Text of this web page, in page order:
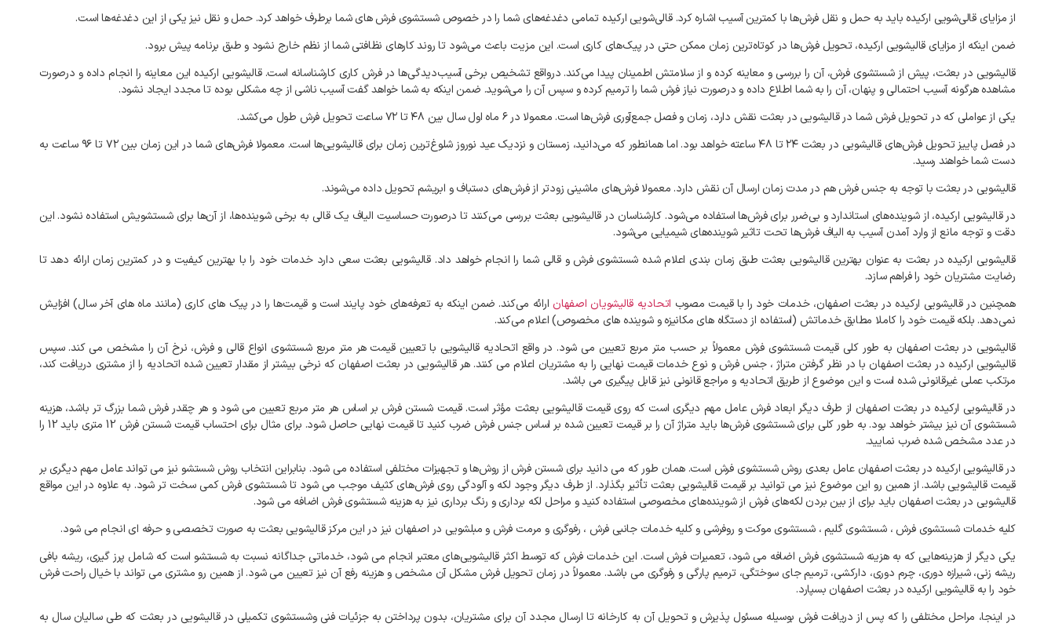
از مزایای قالی‌شویی ارکیده باید به حمل و نقل فرش‌هاباکمترین آسیب اشاره کرد.قالی‌شویی ارکیده تمامی دغدغه‌های شما را در خصوص شستشوی فرش‌ های شما برطرف خواهدکرد.حمل و نقل نیز یکی از این دغدغه‌ها است.
ضمن اینکه از مزایای قالیشویی ارکیده، تحویل فرش‌ها در کوتاه‌ترین زمان ممکن حتی در پیک‌های کاری است. این مزیت باعث می‌شود تا روندکارهای نظافتی شما از نظمخارج نشود و طبق برنامه پیش برود.
قالیشویی در بعثت، پیش از شستشوی فرش، آن را بررسی و معاینه کرده و از سلامتش اطمینان پیدا می‌کند. درواقع تشخیص برخی آسیب‌دیدگی‌ها در فرش کاری کارشناسانه است.قالیشویی ارکیده این معاینه را انجام داده و درصورت
مشاهده هرگونه آسیب احتمالی و پنهان، آن را به شما اطلاع داده و درصورت نیاز فرش شما راترمیمکرده و سپس آن را می‌شوید. ضمن اینکه به شماخواهدگفت آسیب ناشی از چه مشکلی بوده تا مجدد ایجاد نشود.
یکی از عواملی که در تحویل فرش شما در قالیشویی در بعثت نقش دارد، زمان و فصل جمع‌آوری فرش‌ها است. معمولا در ۶ ماه اول سال بین ۴۸تا۷۲ساعت تحویل فرش طول می‌کشد.
در فصل پاییز تحویل فرش‌های قالیشویی در بعثت ۲۴تا ۴۸ ساعته خواهد بود. اماهمانطور که می‌دانید، زمستان و نزدیک عید نوروز شلوغ‌ترین زمان برای قالیشویی‌ها است. معمولا فرش‌های شما در این زمان بین ۷۲تا ۹۶ ساعت به
دست شماخواهند رسید.
قالیشویی در بعثت باتوجه به جنس فرش هم در مدت زمان ارسال آن نقش دارد. معمولا فرش‌های ماشینی زودتر از فرش‌های دستباف و ابریشمتحویل داده می‌شوند.
در قالیشویی ارکیده، از شوینده‌های استاندارد و بی‌ضرر برای فرش‌ها استفاده می‌شود.کارشناسان در قالیشویی بعثت بررسی می‌کنند تا درصورت حساسیت الیاف یک قالی به برخی شوینده‌ها، از آن‌ها برای شستشویش استفاده نشود. این
دقت و توجه مانع از وارد آمدن آسیب به الیاف فرش‌هاتحت تاثیر شوینده‌های شیمیایی می‌شود.
قالیشویی ارکیده در بعثت به عنوان بهترین قالیشویی بعثت طبق زمان بندی اعلام شده شستشوی فرش و قالی شما را انجام خواهد داد. قالیشویی بعثت سعی دارد خدمات خود را با بهترین کیفیت و در کمترین زمان ارائه دهد تا
رضایت مشتریان خود رافراهمسازد.
همچنین در قالیشویی ارکیده در بعثت اصفهان، خدمات خود را با قیمت مصوب اتحادیه قالیشویان اصفهان ارائه می‌کند. ضمن اینکه به تعرفه‌های خود پایند است و قیمت‌ها را در پیک‌ های کاری (مانند ماه‌ های آخر سال) افزایش
نمی‌دهد. بلکه قیمت خود راکاملا مطابق خدماتش (استفاده از دستگاه های مکانیزه و شوینده‌ های مخصوص)اعلام می‌کند.
قالیشویی در بعثت اصفهان به طور کلی قیمت شستشوی فرش معمولاً بر حسب متر مربع تعیین می شود. در واقع اتحادیه قالیشویی با تعیین قیمت هر متر مربع شستشوی انواع قالی و فرش، نرخ آن را مشخص می کند.سپس
قالیشویی ارکیده در بعثت اصفهان با در نظر گرفتن متراژ ، جنس فرش و نوع خدمات قیمت نهایی را به مشتریان اعلام می کنند.هر قالیشویی در بعثت اصفهان که نرخی بیشتر از مقدار تعیین شده اتحادیه را از مشتری دریافت کند،
مرتکب عملی غیرقانونی شده است و این موضوع از طریق اتحادیه و مراجع قانونی نیز قابل پیگیری می باشد.
در قالیشویی ارکیده در بعثت اصفهان از طرف دیگر ابعاد فرش عامل مهم دیگری است که روی قیمت قالیشویی بعثت مؤثر است.قیمت شستن فرش بر اساس هر متر مربع تعیین می شود و هر چقدر فرش شما بزرگ تر باشد، هزینه
شستشوی آن نیز بیشتر خواهد بود. به طور کلی برای شستشوی فرش‌ها باید متراژآن را بر قیمت تعیین شده بر اساس جنس فرش ضرب کنید تا قیمت نهایی حاصل شود. برای مثال برای احتساب قیمت شستن فرش متری باید12
را
در عدد مشخص شده ضرب نمایید.
در قالیشویی ارکیده در بعثت اصفهان عامل بعدی روش شستشوی فرش است.همان طور که می دانید برای شستن فرش از روش‌هاو تجهیزات مختلفی استفاده می شود. بنابراین انتخاب روش شستشو نیز می تواندعامل مهم دیگری بر
قیمت قالیشویی باشد. از همین رو این موضوع نیز می توانید بر قیمت قالیشویی بعثت تأثیر بگذارد. از طرف دیگر وجود لکه و آلودگی روی فرش‌های کثیف موجب می شود تا شستشوی فرش کمی سخت تر شود. به علاوه در این مواقع
قالیشویی در بعثت اصفهان باید برای از بین بردن لکه‌های فرش از شوینده‌های مخصوصی استفاده کنیدو مراحل لکه برداری و رنگ برداری نیز به هزینه شستشوی فرش اضافه می شود.
کلیه خدمات شستشوی فرش ، شستشوی گلیم ، شستشوی موکت و روفرشی و کلیه خدمات جانبی فرش ، رفوگری و مرمت فرش و مبلشویی در اصفهان نیز در این مرکز قالیشویی بعثت به صورت تخصصی و حرفه ای انجام می شود.
یکی دیگر از هزینه‌هایی که به هزینه شستشوی فرش اضافه می شود، تعمیرات فرش است. این خدمات فرش که توسط اکثر قالیشویی‌های معتبر انجام می شود، خدماتی جداگانه نسبت به شستشو است که شامل پرز گیری، ریشه بافی
ریشه زنی، شیرازه دوری، چرم دوری، دارکشی، ترمیمجای سوختگی، ترمیم پارگی و رفوگری می باشد. معمولاً در زمان تحویل فرش مشکل آن مشخص و هزینه رفع آن نیز تعیین می شود. از همین رو مشتری می تواند باخیال راحت فرش
خود را به قالیشویی ارکیده در بعثت اصفهان بسپارد.
در اینجا، مراحل مختلفی را که پس از دریافت فرش بوسیله مسئول پذیرش و تحویل آن به کارخانه تا ارسال مجدد آن برای مشتریان، بدون پرداختن به جزئیات فنی وشستشوی تکمیلی در قالیشویی در بعثت که طی سالیان سال به